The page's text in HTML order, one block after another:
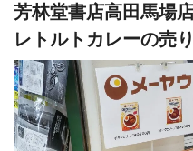
芳林堂書店高田馬場
レトルトカレーの売